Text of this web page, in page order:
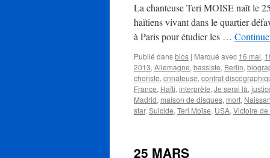
La chanteuse Teri MOISE naît le
haïtiens vivant dans le quartier
à Paris pour étudier les …
Publié dansbios | Marqué avec 16 mai,
2013, Allemagne, bassiste, Berlin,
choriste, cnnateuse, contrat
France, Haïti, interprète, Je serai là,
Madrid, maison de disques, mort,
star, Suicide, Teri Moïse, USA, Victoire
25 MARS